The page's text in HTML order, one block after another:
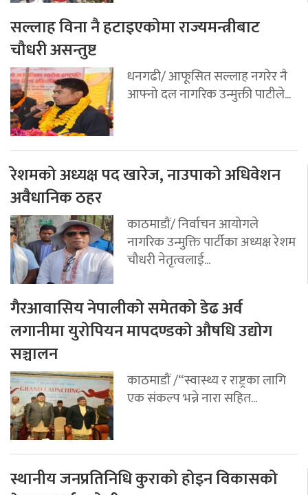
सल्लाह विना नै हटाइएकोमा राज्यमन्त्रीबाट
चौधरी असन्तुष्ट
धनगढी/ आफूसित सल्लाह नगरेर नै
आफ्नो दल नागरिक उन्मुक्ती पाटीले...
रेशमको अध्यक्ष पद खारेज, नाउपाको अधिवेशन
अवैधानिक ठहर
काठमाडौं/ निर्वाचन आयोगले
नागरिक उन्मुक्ति पार्टीका अध्यक्ष रेशम
चौधरी नेतृत्वलाई...
गैरआवासिय नेपालीको समेतको डेढ अर्व
लगानीमा युरोपियन मापदण्डको औषधि उद्योग
सञ्चालन
काठमाडौं /“स्वास्थ्य र राष्ट्रका लागि
एक संकल्प भन्ने नारा सहित...
स्थानीय जनप्रतिनिधि कुराको होइन विकासको